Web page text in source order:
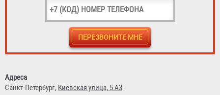
Договорная
Адреса
Санкт-Петербург, Киевская улица, 5 А3